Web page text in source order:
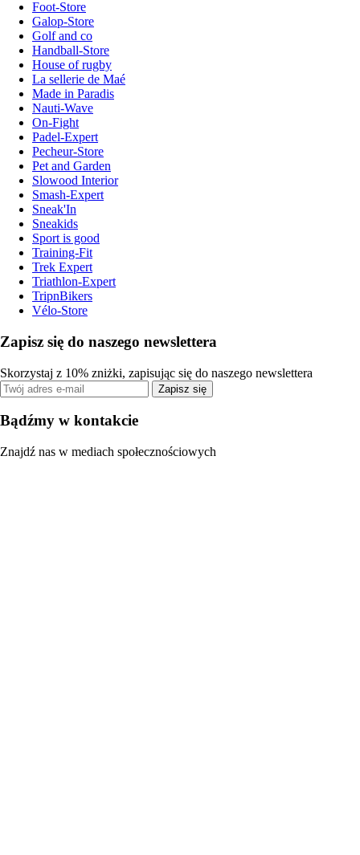
Foot-Store
Galop-Store
Golf and co
Handball-Store
House of rugby
La sellerie de Maé
Made in Paradis
Nauti-Wave
On-Fight
Padel-Expert
Pecheur-Store
Pet and Garden
Slowood Interior
Smash-Expert
Sneak'In
Sneakids
Sport is good
Training-Fit
Trek Expert
Triathlon-Expert
TripnBikers
Vélo-Store
Zapisz się do naszego newslettera
Skorzystaj z 10% zniżki, zapisując się do naszego newslettera
Zapisz się
Bądźmy w kontakcie
Znajdź nas w mediach społecznościowych